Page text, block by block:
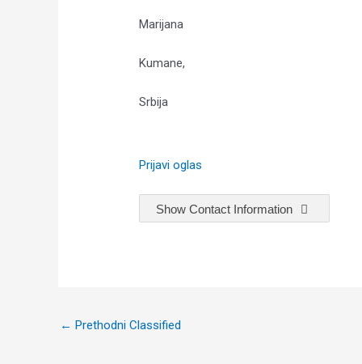
Marijana
Kumane,
Srbija
Prijavi oglas
Show Contact Information
Post
← Prethodni Classified